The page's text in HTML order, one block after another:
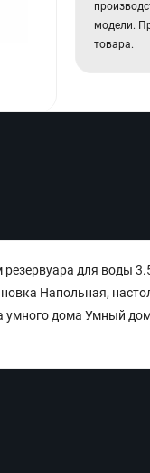
модели.
товара.
для воды
Напольная,
дома Умный